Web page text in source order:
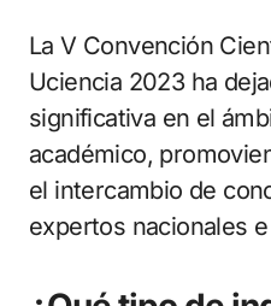
La V Convención
Uciencia 2023 ha
significativa en el
académico,
el intercambio de
expertos nacionales